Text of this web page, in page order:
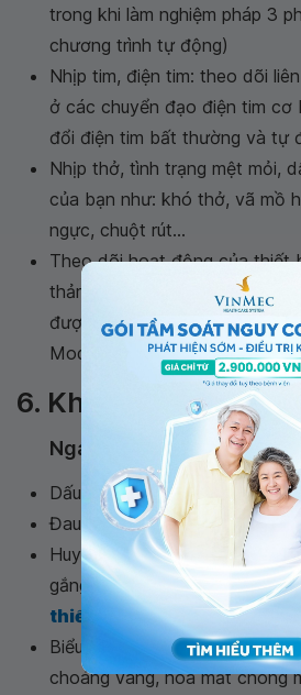
trong khi làm nghiệm pháp 3
chương trình tự động)
Nhịp tim, điện tim: theo dõi
ở các chuyển đạo điện tim cơ
đổi điện tim bất thường và tự
Nhịp thở, tình trạng mệt mỏi,
của bạn như: khó thở, vã mồ
ngực, chuột rút...
Theo dõi hoạt động của thiết
thảm chạy, tốc độ xe đạp
được lựa chọn từ trước (quy
Modified Bruce)
6. Khi nào thì dừng
Ngay lập tức khi:
Dấu hiệunhồi máu cơ tim
Đau ngực mức độ vừa đến
Huyết áp tâm thu tụt hơn
gắng sức đã tăng lên hoặc
thiếu máu cơ tim cục bộ
Biểu hiện giảm tưới máu: tím
choáng váng, hoa mắt chóng